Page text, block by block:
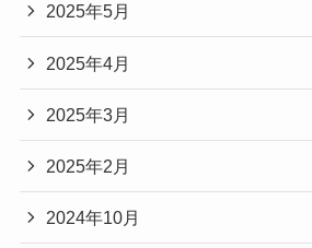
2025年5月
2025年4月
2025年3月
2025年2月
2024年10月